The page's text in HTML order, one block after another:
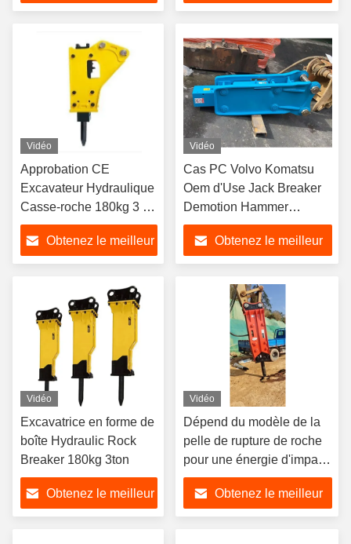
Excavator
Vidéo
Approbation CE
Excavateur Hydraulique
Casse-roche 180kg 3 -
5,5 tonnes
Obtenez le meilleur
Vidéo
Cas PC Volvo Komatsu
Oem d'Use Jack Breaker
Demotion Hammer
Hydraulic d'excavatrice de
JCB Obtenez le meilleur
Vidéo
Excavatrice en forme de
boîte Hydraulic Rock
Breaker 180kg 3ton
Obtenez le meilleur
Vidéo
Dépend du modèle de la
pelle de rupture de roche
pour une énergie d'impact
élevée 160-185 Bar
Obtenez le meilleur